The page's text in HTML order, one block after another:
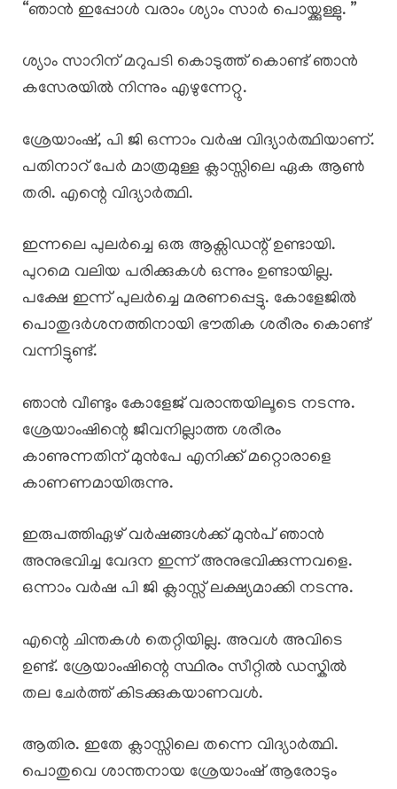
“ഞാൻ ഇപ്പോൾ വരാം ശ്യാം സാർ പൊയ്ക്കുള്ളു. ”
ശ്യാം സാറിന് മറുപടി കൊടുത്ത് കൊണ്ട് ഞാൻ
കസേരയിൽ നിന്നും എഴുന്നേറ്റു.
ശ്രേയാംഷ്, പി ജി ഒന്നാം വർഷ വിദ്യാർത്ഥിയാണ്.
പതിനാറ് പേർ മാത്രമുള്ള ക്ലാസ്സിലെ ഏക ആൺ
തരി. എന്റെ വിദ്യാർത്ഥി.
ഇന്നലെ പുലർച്ചെ ഒരു ആക്സിഡന്റ് ഉണ്ടായി.
പുറമെ വലിയ പരിക്കുകൾ ഒന്നും ഉണ്ടായില്ല.
പക്ഷേ ഇന്ന് പുലർച്ചെ മരണപ്പെട്ടു. കോളേജിൽ
പൊതുദർശനത്തിനായി ഭൗതിക ശരീരം കൊണ്ട്
വന്നിട്ടുണ്ട്.
ഞാൻ വീണ്ടും കോളേജ് വരാന്തയിലൂടെ നടന്നു.
ശ്രേയാംഷിന്റെ ജീവനില്ലാത്ത ശരീരം
കാണുന്നതിന് മുൻപേ എനിക്ക് മറ്റൊരാളെ
കാണണമായിരുന്നു.
ഇരുപത്തിഏഴ് വർഷങ്ങൾക്ക് മുൻപ് ഞാൻ
അനുഭവിച്ച വേദന ഇന്ന് അനുഭവിക്കുന്നവളെ.
ഒന്നാം വർഷ പി ജി ക്ലാസ്സ്‌ ലക്ഷ്യമാക്കി നടന്നു.
എന്റെ ചിന്തകൾ തെറ്റിയില്ല. അവൾ അവിടെ
ഉണ്ട്. ശ്രേയാംഷിന്റെ സ്ഥിരം സീറ്റിൽ ഡസ്കിൽ
തല ചേർത്ത് കിടക്കുകയാണവൾ.
ആതിര. ഇതേ ക്ലാസ്സിലെ തന്നെ വിദ്യാർത്ഥി.
പൊതുവെ ശാന്തനായ ശ്രേയാംഷ് ആരോടും